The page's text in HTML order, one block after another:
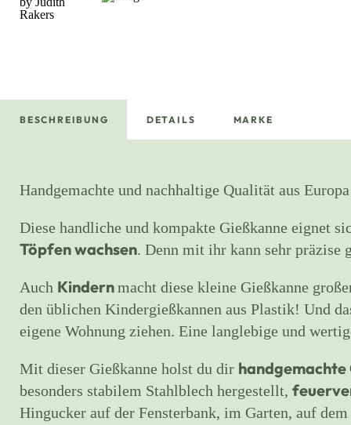
BESCHREIBUNG DETAILS MARKE
Handgemachte und nachhaltige Qualität aus
Diese handliche und kompakte Gießkanne eignet
Töpfen wachsen. Denn mit ihr kann sehr präzise
Auch Kindernmacht diese kleine Gießkanne
den üblichen Kindergießkannen aus Plastik! Und
eigene Wohnung ziehen. Eine langlebige und
Mit dieser Gießkanne holst du dir
besonders stabilem Stahlblech hergestellt,
Hingucker auf der Fensterbank, im Garten, auf